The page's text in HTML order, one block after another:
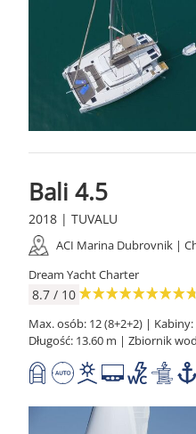
Bali 4.5
2018 | TUVALU
ACI Marina Dubrovnik |
Dream Yacht Charter
8.7 / 10
Max. osób: 12 (8+2+2) | Kabiny:
Długość: 13.60 m | Zbiornik